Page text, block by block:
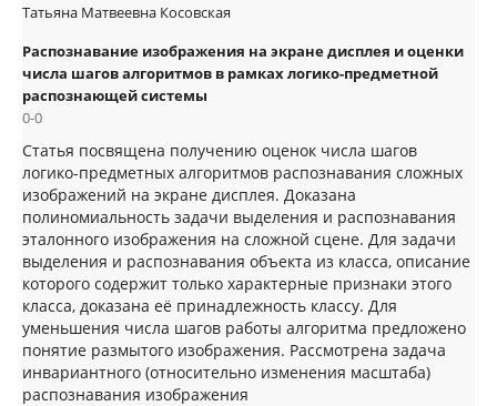
Татьяна Матвеевна Косовская
Распознавание изображения на экране дисплея и оценки
числа шагов алгоритмов в рамках логико-предметной
распознающей системы
0-0
Статья посвящена получению оценок числа шагов
логико-предметных алгоритмов распознавания сложных
изображений на экране дисплея. Доказана
полиномиальность задачи выделения и распознавания
эталонного изображения на сложной сцене. Для задачи
выделения и распознавания объекта из класса, описание
которого содержит только характерные признаки этого
класса, доказана её принадлежность классу. Для
уменьшения числа шагов работы алгоритма предложено
понятие размытого изображения. Рассмотрена задача
инвариантного (относительно изменения масштаба)
распознавания изображения